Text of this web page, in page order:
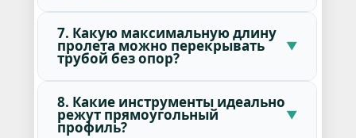
7. Какую максимальную длину
пролета можно перекрывать
трубой без опор?
8. Какие инструменты идеально
режут прямоугольный
профиль?